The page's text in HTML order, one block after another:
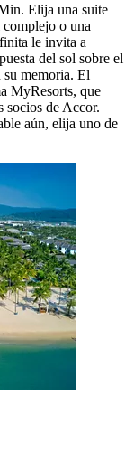
Elija una suite
complejo o una
le invita a
del sol sobre el
su memoria. El
MyResorts, que
socios de Accor.
aún, elija uno de